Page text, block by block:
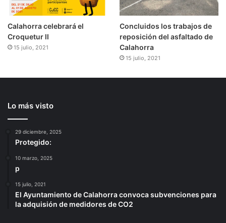
Calahorra celebrará el
Croquetur II
15 julio, 2021
Concluidos los trabajos de
reposición del asfaltado de
Calahorra
15 julio, 2021
Lo más visto
29 diciembre, 2025
Protegido:
10 marzo, 2025
p
15 julio, 2021
El Ayuntamiento de Calahorra convoca subvenciones para
la adquisión de medidores de CO2